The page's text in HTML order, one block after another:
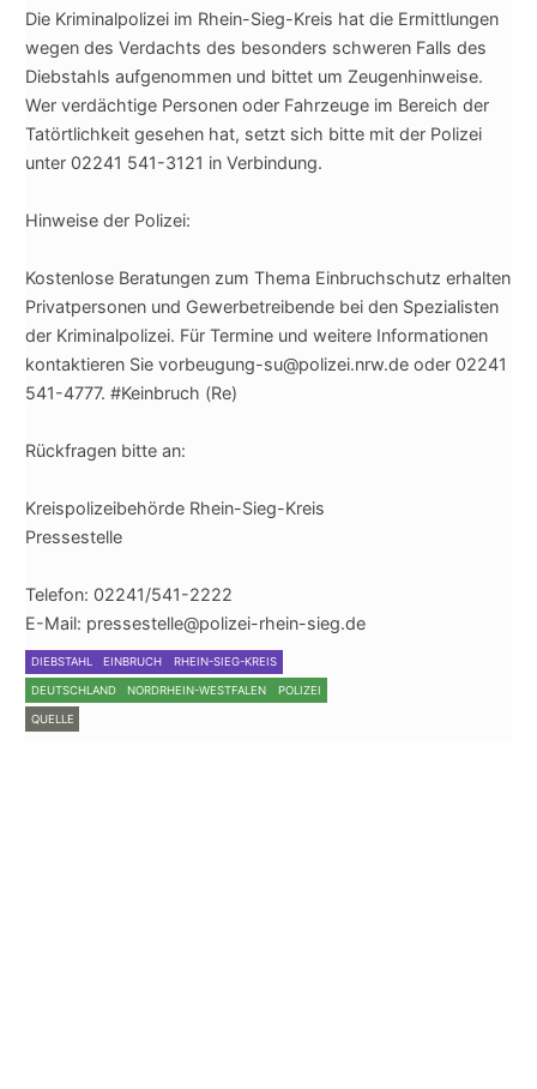
Die Kriminalpolizei im Rhein-Sieg-Kreis hat die Ermittlungen
wegen des Verdachts des besonders schweren Falls des
Diebstahls aufgenommen und bittet um Zeugenhinweise.
Wer verdächtige Personen oder Fahrzeuge im Bereich der
Tatörtlichkeit gesehen hat, setzt sich bitte mit der Polizei
unter 02241 541-3121 in Verbindung.
Hinweise der Polizei:
Kostenlose Beratungen zum Thema Einbruchschutz erhalten
Privatpersonen und Gewerbetreibende bei den Spezialisten
der Kriminalpolizei. Für Termine und weitere Informationen
kontaktieren Sie vorbeugung-su@polizei.nrw.de oder 02241
541-4777. #Keinbruch (Re)
Rückfragen bitte an:
Kreispolizeibehörde Rhein-Sieg-Kreis
Pressestelle
Telefon: 02241/541-2222
E-Mail: pressestelle@polizei-rhein-sieg.de
DIEBSTAHL EINBRUCH RHEIN-SIEG-KREIS
DEUTSCHLAND NORDRHEIN-WESTFALEN POLIZEI
QUELLE